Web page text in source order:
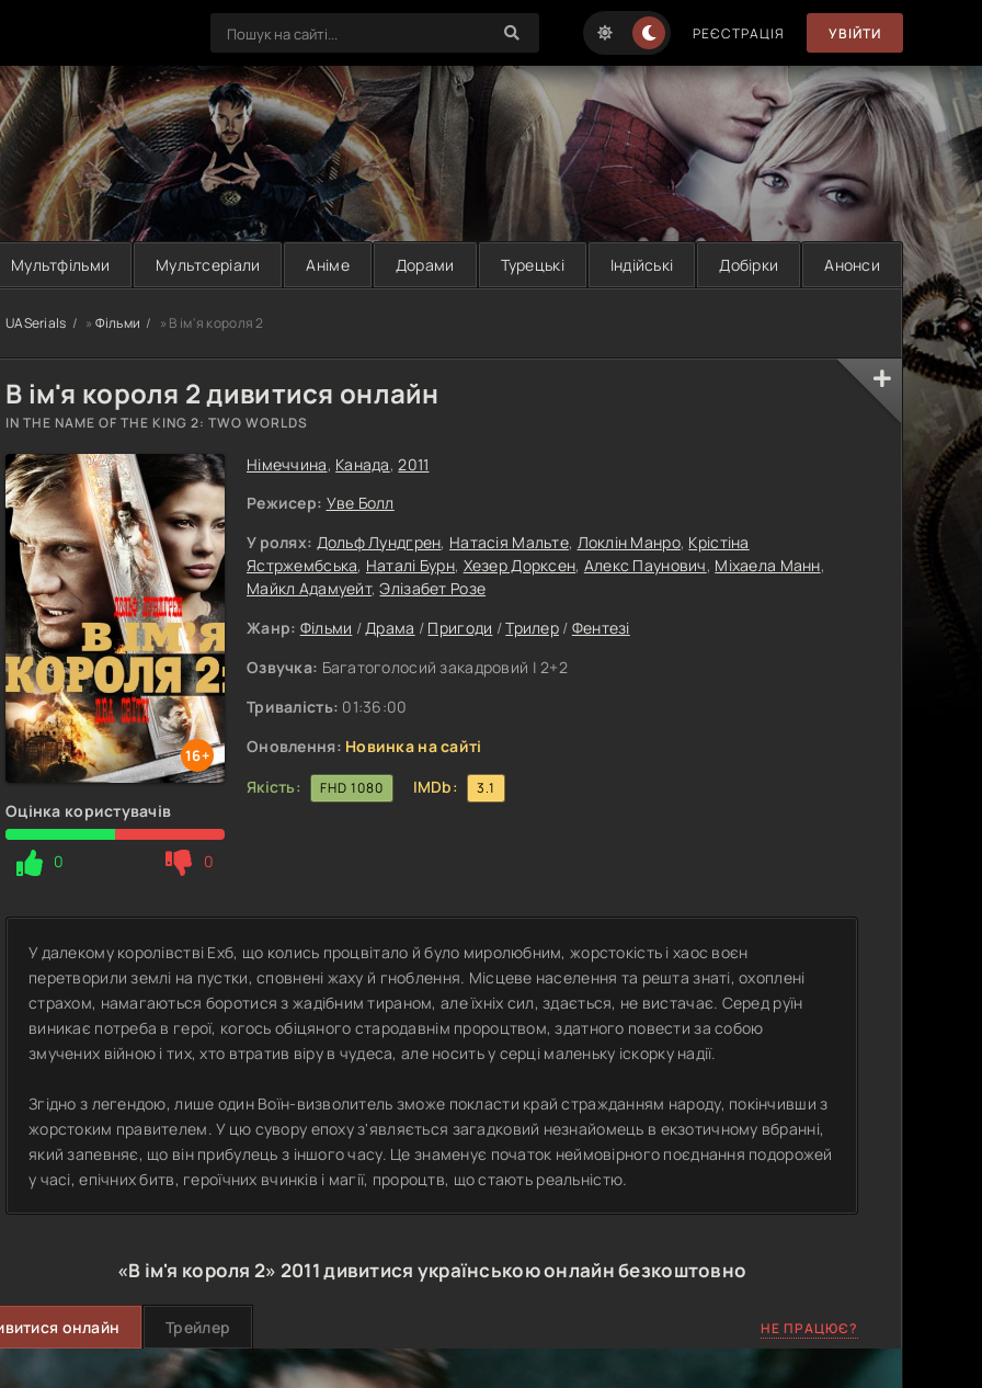
РЕЄСТРАЦІЯ УВІЙТИ
Мультфільми Мультсеріали Аніме Дорами Турецькі Індійські Добірки Анонси
UASerials » Фільми » В ім'я короля 2
В ім'я короля 2 дивитися онлайн
IN THE NAME OF THE KING 2: TWO WORLDS
16+
Оцінка користувачів
0 0
Німеччина, Канада,2011
Режисер: Уве Болл
У ролях: Дольф Лундгрен, Натасія Мальте, Локлін Манро, Крістіна
Ястржембська, Наталі Бурн, Хезер Дорксен, Алекс Паунович, Міхаела Манн,
Майкл Адамуейт,Элізабет Розе
Жанр: Фільми /Драма / Пригоди /Трилер/ Фентезі
Озвучка: Багатоголосий закадровий | 2+2
Тривалість: 01:36:00
Оновлення: Новинка на сайті
Якість:
FHD 1080 IMDb: 3.1
У далекому королівстві Ехб, що колись процвітало й було миролюбним, жорстокість і хаос воєн
перетворили землі на пустки, сповнені жаху й гноблення. Місцеве населення та решта знаті, охоплені
страхом, намагаються боротися з жадібним тираном, але їхніх сил, здається, не вистачає. Серед руїн
виникає потреба в герої, когось обіцяного стародавнім пророцтвом, здатного повести за собою
змучених війною і тих, хто втратив віру в чудеса, але носить у серці маленьку іскорку надії.
Згідно з легендою, лише один Воїн-визволитель зможе покласти край стражданням народу, покінчивши з
жорстоким правителем. У цю сувору епоху з'являється загадковий незнайомець в екзотичному вбранні,
який запевняє, що він прибулець з іншого часу. Це знаменує початок неймовірного поєднання подорожей
у часі, епічних битв, героїчних вчинків і магії, пророцтв, що стають реальністю.
«В ім'я короля 2» 2011дивитися українською онлайн безкоштовно
онлайн Трейлер НЕ ПРАЦЮЄ?